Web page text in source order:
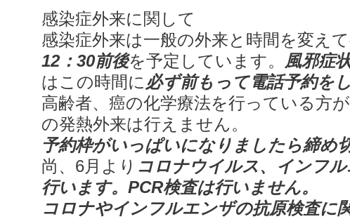
感染症外来に関して
感染症外来は一般の外来と時間を変え
12：30前後を予定しています。 風邪症
はこの時間に必ず前もって電話予約を
高齢者、癌の化学療法を行っている方
の発熱外来は行えません。
予約枠がいっぱいになりましたら締め
尚、6月より コロナウイルス、インフ
行います。PCR検査は行いません。
コロナやインフルエンザの抗原検査に